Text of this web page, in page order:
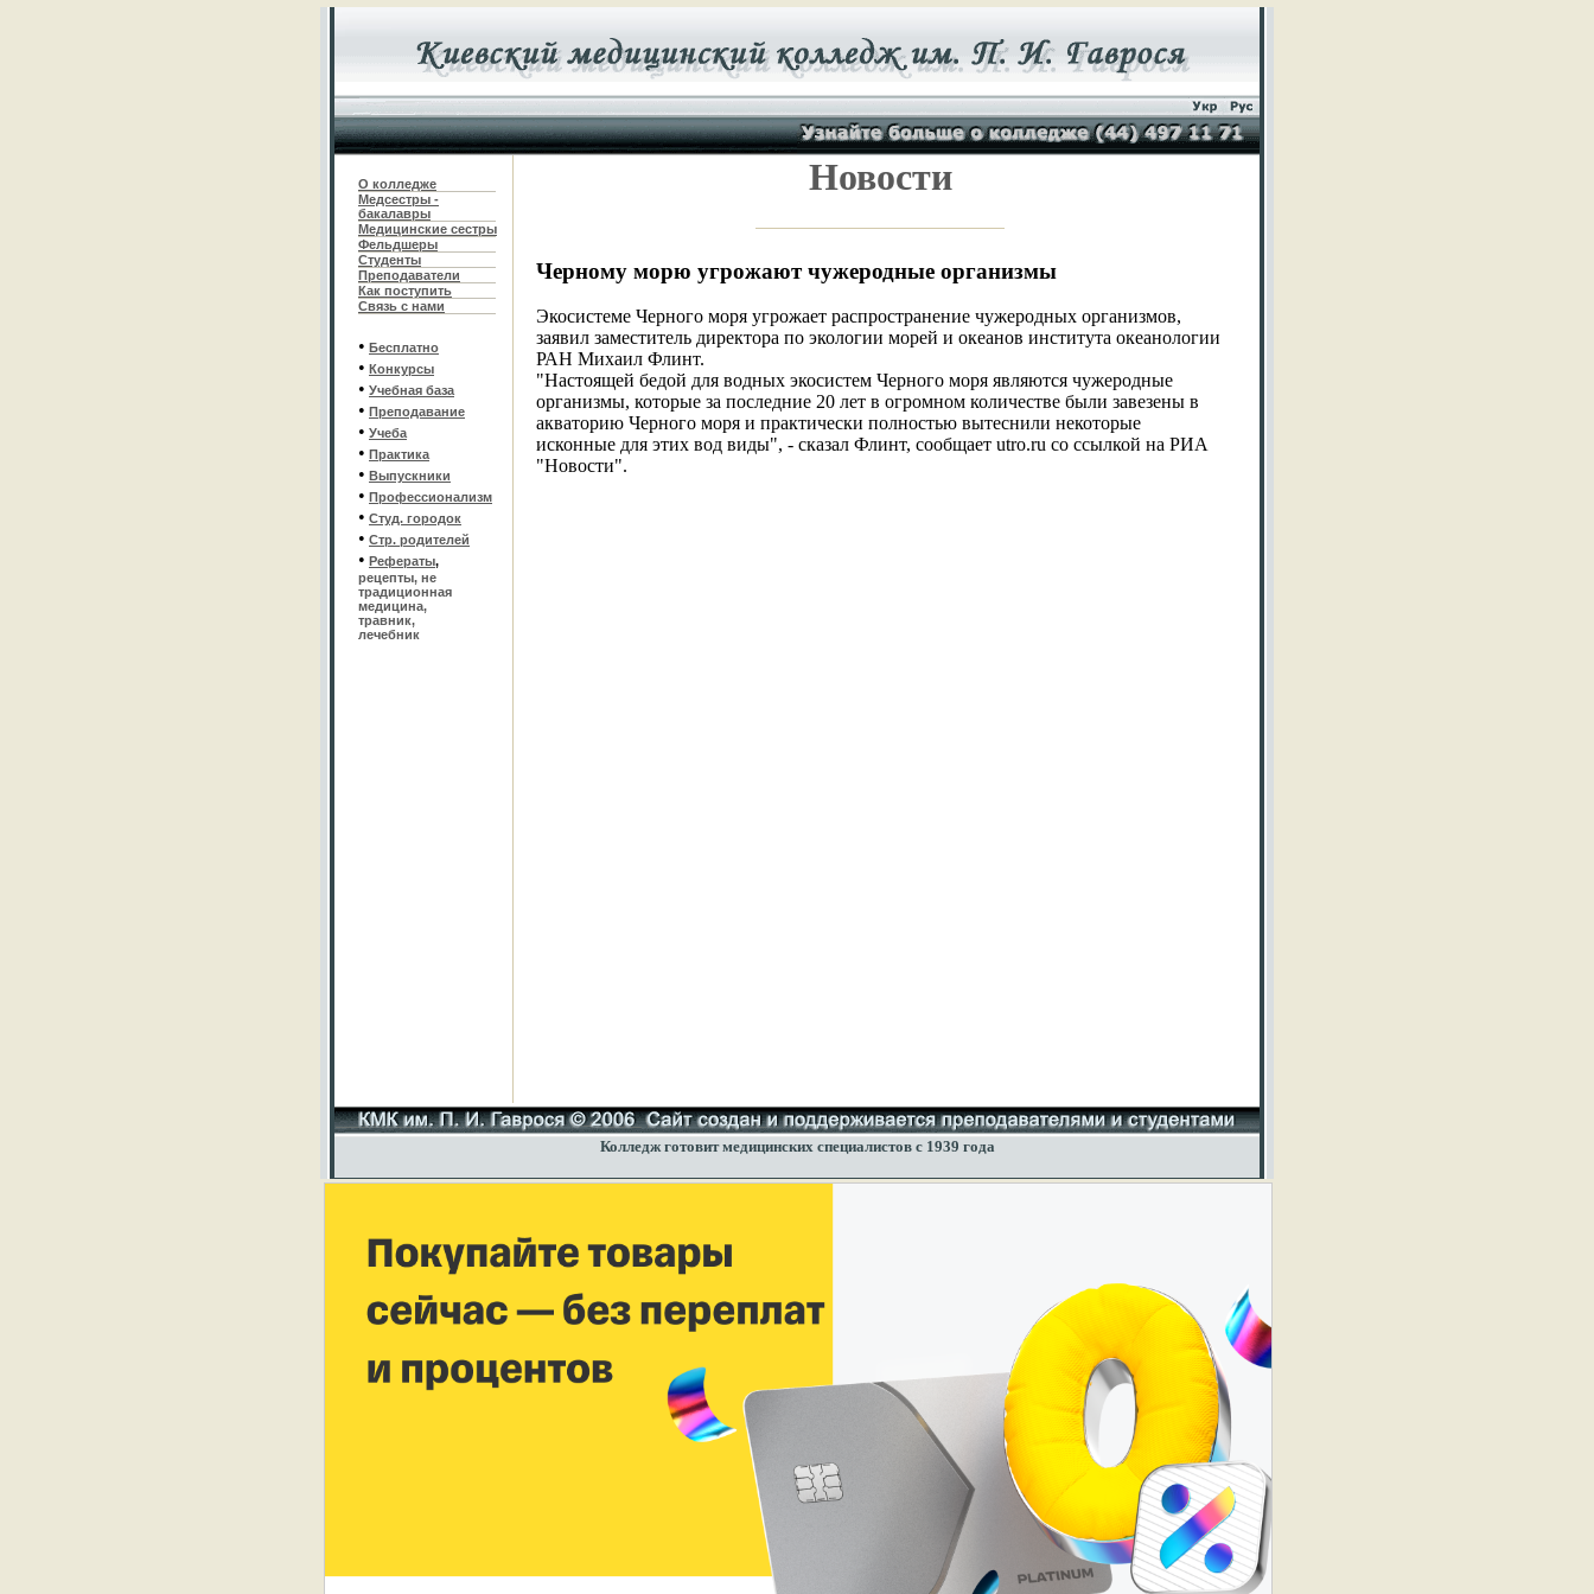
О колледже
Медсестры -
бакалавры
Медицинские сестры
Фельдшеры
Студенты
Преподаватели
Как поступить
Связь с нами
• Бесплатно
• Конкурсы
• Учебная база
• Преподавание
• Учеба
• Практика
• Выпускники
• Профессионализм
• Студ. городок
• Стр. родителей
• Рефераты,
рецепты, не
традиционная
медицина,
травник,
лечебник
Новости
Черному морю угрожают чужеродные организмы
Экосистеме Черного моря угрожает распространение чужеродных организмов,
заявил заместитель директора по экологии морей и океанов института океанологии
РАН Михаил Флинт.
"Настоящей бедой для водных экосистем Черного моря являются чужеродные
организмы, которые за последние 20 лет в огромном количестве были завезены в
акваторию Черного моря и практически полностью вытеснили некоторые
исконные для этих вод виды", - сказал Флинт, сообщает utro.ru со ссылкой на РИА
"Новости".
Колледж готовит медицинских специалистов с 1939 года